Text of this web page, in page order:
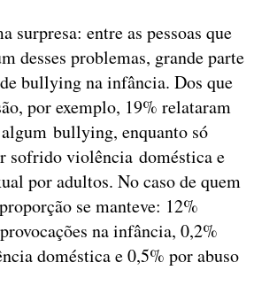
surpresa: entre as pessoas que
desses problemas, grande parte
bullying na infância. Dos que
por exemplo, 19% relataram
bullying, enquanto só
sofrido violência doméstica e
por adultos. No caso de quem
se manteve: 12%
na infância, 0,2%
doméstica e 0,5% por abuso